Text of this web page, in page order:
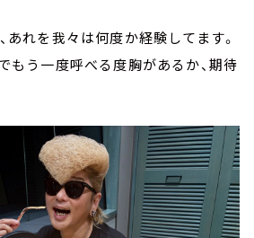
れを我々は何度か経験してます。
もう一度呼べる度胸があるか、期待